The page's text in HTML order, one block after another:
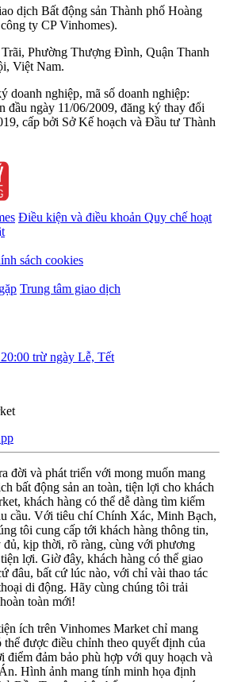
dịch Bất động sản Thành phố Hoàng
ty CP Vinhomes).
Phường Thượng Đình, Quận Thanh
Việt Nam.
doanh nghiệp, mã số doanh nghiệp:
đầu ngày 11/06/2009, đăng ký thay đổi
cấp bởi Sở Kế hoạch và Đầu tư Thành
Điều kiện và điều khoản Quy chế hoạt
sách cookies
Trung tâm giao dịch
trừ ngày Lễ, Tết
đời và phát triển với mong muốn mang
bất động sản an toàn, tiện lợi cho khách
khách hàng có thể dễ dàng tìm kiếm
cầu. Với tiêu chí Chính Xác, Minh Bạch,
tôi cung cấp tới khách hàng thông tin,
đủ, kịp thời, rõ ràng, cùng với phương
lợi. Giờ đây, khách hàng có thể giao
đâu, bất cứ lúc nào, với chỉ vài thao tác
di động. Hãy cùng chúng tôi trải
toàn mới!
ích trên Vinhomes Market chỉ mang
được điều chỉnh theo quyết định của
đảm bảo phù hợp với quy hoạch và
Hình ảnh mang tính minh họa định